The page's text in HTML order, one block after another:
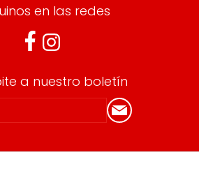
en las redes
a nuestro boletín